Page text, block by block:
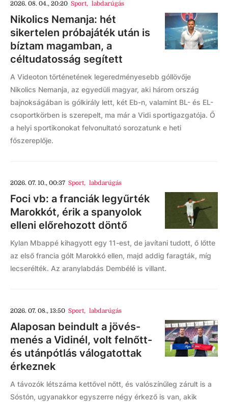
2026. 08. 04., 20:20 Sport, labdarúgás
Nikolics Nemanja: hét
sikertelen próbajáték után is
bíztam magamban, a
céltudatosság segített
A Videoton történetének legeredményesebb góllövője
Nikolics Nemanja, az egyedüli magyar, aki három ország
bajnokságában is gólkirály lett, két Eb-n, valamint BL- és EL-
csoportkörben is szerepelt, ma már a Vidi sportigazgatója. Ő
a helyi sportikonokat felvonultató sorozatunk e heti
főszereplője.
2026. 07. 10., 00:37 Sport, labdarúgás
Foci vb: a franciák legyűrték
Marokkót, érik a spanyolok
elleni előrehozott döntő
Kylan Mbappé kihagyott egy 11-est, de javítani tudott, ő lőtte
az első francia gólt Marokkó ellen, majd addig faragták, míg
lecserélték. Az aranylabdás Dembélé is villant.
2026. 07. 08., 13:50 Sport, labdarúgás
Alaposan beindult a jövés-
menés a Vidinél, volt felnőtt-
és utánpótlás válogatottak
érkeznek
A távozók létszáma kettővel nőtt, és valószínűleg zárult is a
Sóstón, ugyanakkor egyszerre négy érkező is van, akik